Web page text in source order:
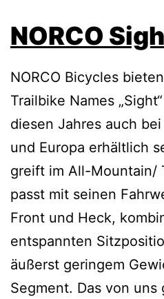
NORCO
NORCO Bicycles
Trailbike Names
diesen Jahres auch
und Europa erhältlich
greift im All-Mountain/
passt mit seinen
Front und Heck,
entspannten
äußerst geringem
Segment. Das von